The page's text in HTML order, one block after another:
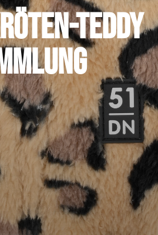
Teddy